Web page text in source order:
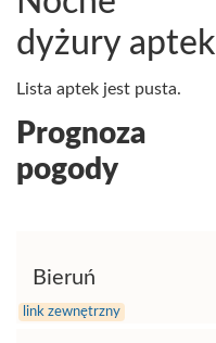
dyżury aptek
Lista aptek jest pusta.
Prognoza
pogody
Bieruń